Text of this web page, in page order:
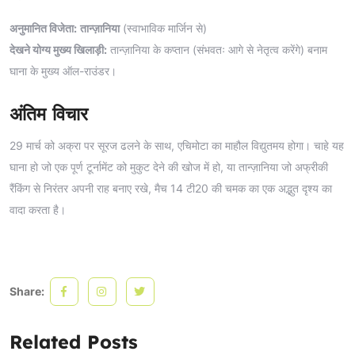
अनुमानित विजेता: तान्ज़ानिया(स्वाभाविक मार्जिन से)
देखने योग्य मुख्य खिलाड़ी: तान्ज़ानिया के कप्तान (संभवतः आगे से नेतृत्व करेंगे) बनाम
घाना के मुख्य ऑल-राउंडर।
अंतिम विचार
29 मार्च को अक्रा पर सूरज ढलने के साथ, एचिमोटा का माहौल विद्युतमय होगा। चाहे यह
घाना हो जो एक पूर्ण टूर्नामेंट को मुकुट देने की खोज में हो, या तान्ज़ानिया जो अफ्रीकी
रैंकिंग से निरंतर अपनी राह बनाए रखे, मैच 14 टी20 की चमक का एक अद्भुत दृश्य का
वादा करता है।
Share:
Related Posts